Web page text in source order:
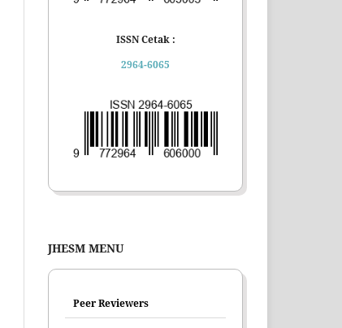
ISSN Cetak :
2964-6065
JHESM MENU
Peer Reviewers